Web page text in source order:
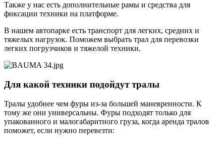
Также у нас есть дополнительные рамы и средства для
фиксации техники на платформе.
В нашем автопарке есть транспорт для легких, средних и
тяжелых нагрузок. Поможем выбрать трал для перевозки
легких погрузчиков и тяжелой техники.
Для какой техники подойдут тралы
Тралы удобнее чем фуры из-за большей маневренности. К
тому же они универсальны. Фуры подходят только для
упакованного и малогабаритного груза, когда аренда тралов
поможет, если нужно перевезти: